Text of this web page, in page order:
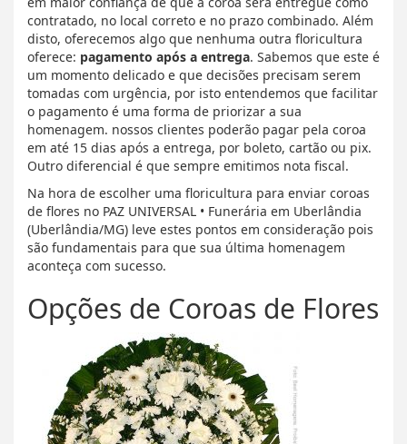
contratado, no local correto e no prazo combinado. Além
disto, oferecemos algo que nenhuma outra floricultura
oferece: pagamento após a entrega. Sabemos que este é
um momento delicado e que decisões precisam serem
tomadas com urgência, por isto entendemos que facilitar
o pagamento é uma forma de priorizar a sua
homenagem. nossos clientes poderão pagar pela coroa
em até 15 dias após a entrega, por boleto, cartão ou pix.
Outro diferencial é que sempre emitimos nota fiscal.
Na hora de escolher uma floricultura para enviar coroas
de flores no PAZ UNIVERSAL • Funerária em Uberlândia
(Uberlândia/MG) leve estes pontos em consideração pois
são fundamentais para que sua última homenagem
aconteça com sucesso.
Opções de Coroas de Flores